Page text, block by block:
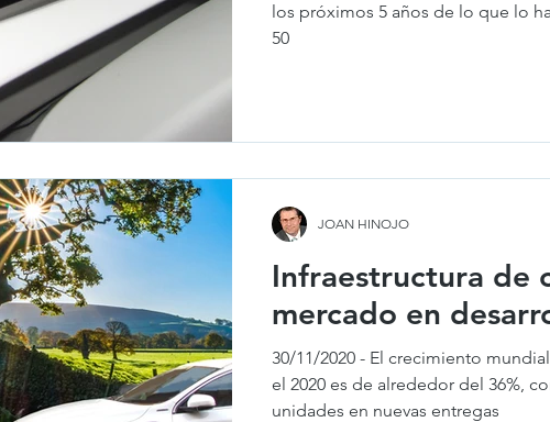
los próximos 5 años de lo que lo
50
Infraestructura de
mercado en
30/11/2020 - El crecimiento
el 2020 es de alrededor del 36%,
unidades en nuevas entregas
JOAN HINOJO